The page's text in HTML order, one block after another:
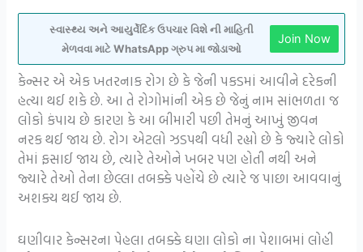
સ્વાસ્થ્ય અને આયુર્વેદિક ઉપચાર વિશે ની માહિતી
મેળવવા માટે WhatsApp ગ્રુપ મા જોડાઓ
Join Now
કેન્સર એ એક ખતરનાક રોગ છે કે જેની પકડમાં આવીને દરેકની
હત્યા થઈ શકે છે. આ તે રોગોમાંની એક છે જેનું નામ સાંભળતા જ
લોકો કંપાય છે કારણ કે આ બીમારી પછી તેમનું આખું જીવન
નરક થઈ જાય છે. રોગ એટલો ઝડપથી વધી રહ્યો છે કે જ્યારે લોકો
તેમાં ફસાઈ જાય છે, ત્યારે તેઓને ખબર પણ હોતી નથી અને
જ્યારે તેઓ તેના છેલ્લા તબક્કે પહોંચે છે ત્યારે જ પાછા આવવાનું
અશક્ય થઈ જાય છે.
ઘણીવાર કેન્સરના પેહલા તબક્કે ઘણા લોકો ના પેશાબમાં લોહી